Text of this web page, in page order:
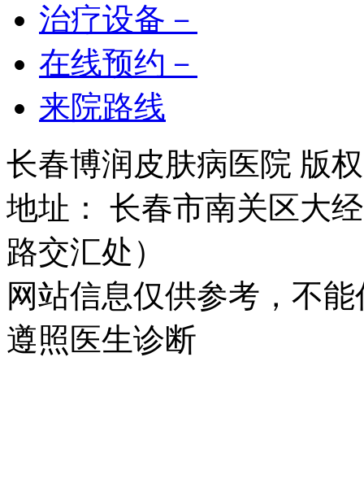
治疗设备－
在线预约－
来院路线
长春博润皮肤病医院 版
地址： 长春市南关区大
路交汇处）
网站信息仅供参考，不
遵照医生诊断